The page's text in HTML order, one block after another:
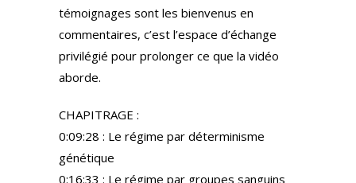
témoignages sont les bienvenus en
commentaires, c’est l’espace d’échange
privilégié pour prolonger ce que la vidéo
aborde.
CHAPITRAGE :
0:09:28 : Le régime par déterminisme
génétique
0:16:33 : Le régime par groupes sanguins